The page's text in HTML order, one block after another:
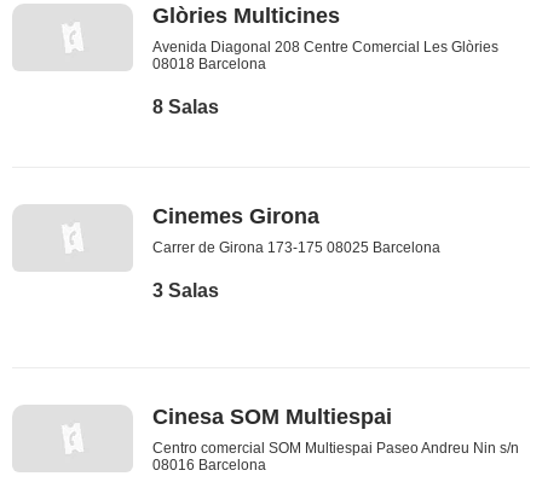
Glòries Multicines
Avenida Diagonal 208 Centre Comercial Les Glòries
08018 Barcelona
8 Salas
Cinemes Girona
Carrer de Girona 173-175 08025 Barcelona
3 Salas
Cinesa SOM Multiespai
Centro comercial SOM Multiespai Paseo Andreu Nin s/n
08016 Barcelona